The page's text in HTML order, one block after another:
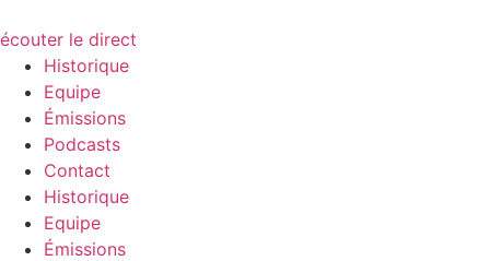
écouter le direct
Historique
Equipe
Émissions
Podcasts
Contact
Historique
Equipe
Émissions